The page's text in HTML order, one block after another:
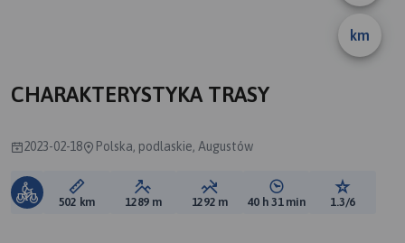
km
CHARAKTERYSTYKA TRASY
2023-02-18 Polska, podlaskie, Augustów
Długość trasy:
502 km Suma przewyższeń:
1289 m Suma spadków:
1292 m Średni czas potrzebny
40 h 31 min Ocena
1.3/6